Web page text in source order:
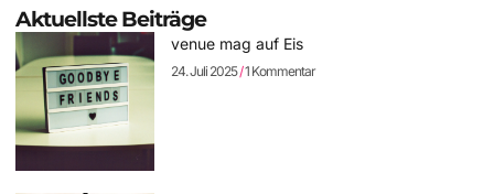
Aktuellste Beiträge
venue mag auf Eis
24. Juli 2025 1 Kommentar